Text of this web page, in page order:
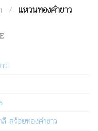
/ แหวนทองคำขาว
ว
สร้อยทองคำขาว